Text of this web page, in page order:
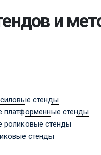
и
стенды
платформенные стенды
роликовые стенды
стенды